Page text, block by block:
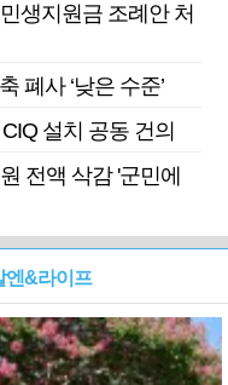
생지원금 조례안 처
폐사 ‘낮은 수준’
설치 공동 건의
전액 삭감 '군민에
엔&라이프